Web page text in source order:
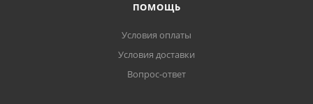
ПОМОЩЬ
Условия оплаты
Условия доставки
Вопрос-ответ